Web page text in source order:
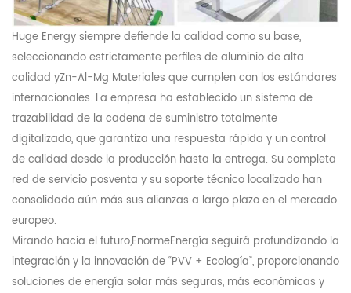
Huge Energy siempre defiende la calidad como su base,
seleccionando estrictamente perfiles de aluminio de alta
calidad yZn-Al-Mg Materiales que cumplen con los estándares
internacionales. La empresa ha establecido un sistema de
trazabilidad de la cadena de suministro totalmente
digitalizado, que garantiza una respuesta rápida y un control
de calidad desde la producción hasta la entrega. Su completa
red de servicio posventa y su soporte técnico localizado han
consolidado aún más sus alianzas a largo plazo en el mercado
europeo.
Mirando hacia el futuro,EnormeEnergía seguirá profundizando la
integración y la innovación de “PVV + Ecología”, proporcionando
soluciones de energía solar más seguras, más económicas y